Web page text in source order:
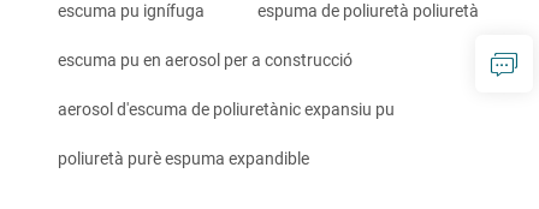
escuma pu ignífuga espuma de poliuretà poliuretà
escuma pu en aerosol per a construcció
aerosol d'escuma de poliuretànic expansiu pu
poliuretà purè espuma expandible